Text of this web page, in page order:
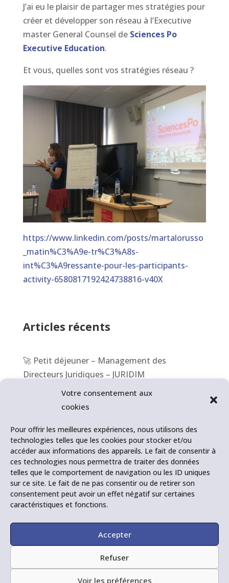
Votre consentement aux
cookies
Pour offrir les meilleures expériences, nous utilisons des
technologies telles que les cookies pour stocker et/ou
accéder aux informations des appareils. Le fait de consentir à
ces technologies nous permettra de traiter des données
telles que le comportement de navigation ou les ID uniques
sur ce site. Le fait de ne pas consentir ou de retirer son
consentement peut avoir un effet négatif sur certaines
caractéristiques et fonctions.
Accepter
Refuser
Voir les préférences
J’ai eu le plaisir de partager mes stratégies pour
créer et développer son réseau à l’Executive
master General Counsel de Sciences Po
Executive Education.
Et vous, quelles sont vos stratégies réseau ?
https://www.linkedin.com/posts/martalorusso
_matin%C3%A9e-tr%C3%A8s-
int%C3%A9ressante-pour-les-participants-
activity-6580817192424738816-v40X
Articles récents
🚀 Petit déjeuner – Management des
Directeurs Juridiques – JURIDIM
🎥 BFM Business – BFM Entreprise – Les Outils
RH
💪 Les inégalités Hommes/Femmes – Journée
Internationale des Droits des femmes
🚀 Journée Internationale des Droits des